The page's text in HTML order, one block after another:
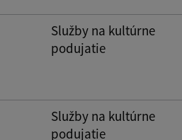
Služby na kultúrne
podujatie
Služby na kultúrne
podujatie